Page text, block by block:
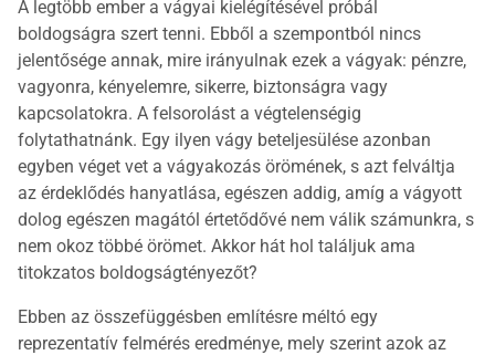
A legtöbb ember a vágyai kielégítésével próbál
boldogságra szert tenni. Ebből a szempontból nincs
jelentősége annak, mire irányulnak ezek a vágyak: pénzre,
vagyonra, kényelemre, sikerre, biztonságra vagy
kapcsolatokra. A felsorolást a végtelenségig
folytathatnánk. Egy ilyen vágy beteljesülése azonban
egyben véget vet a vágyakozás örömének, s azt felváltja
az érdeklődés hanyatlása, egészen addig, amíg a vágyott
dolog egészen magától értetődővé nem válik számunkra, s
nem okoz többé örömet. Akkor hát hol találjuk ama
titokzatos boldogságtényezőt?
Ebben az összefüggésben említésre méltó egy
reprezentatív felmérés eredménye, mely szerint azok az